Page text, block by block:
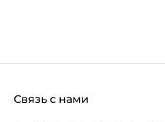
Связь с нами